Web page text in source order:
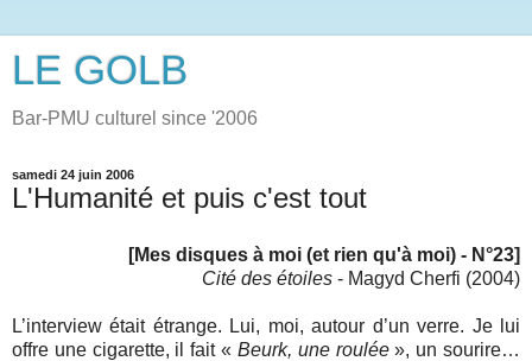
LE GOLB
Bar-PMU culturel since '2006
samedi 24 juin 2006
L'Humanité et puis c'est tout
[Mes disques à moi (et rien qu'à moi) - N°23]
Cité des étoiles - Magyd Cherfi (2004)
L’interview était étrange. Lui, moi, autour d’un verre. Je lui
offre une cigarette, il fait « Beurk, une roulée», un sourire…